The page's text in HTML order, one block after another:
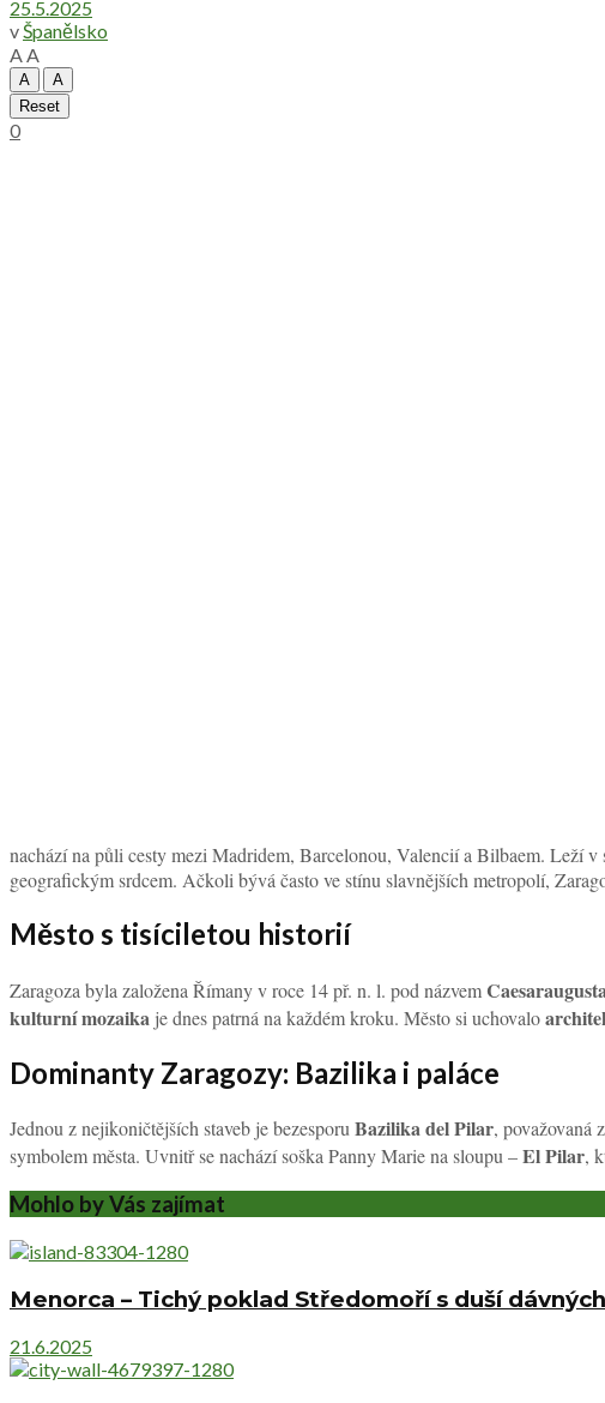
25.5.2025
vŠpanělsko
AA
A
A
Reset
0
nachází na půli cesty mezi Madridem, Barcelonou, Valencií a Bilbaem. Leží
geografickým srdcem. Ačkoli bývá často ve stínu slavnějších metropolí,
Město s tisíciletou historií
Zaragoza byla založena Římany v roce 14 př. n. l. pod názvem
kulturní mozaika je dnes patrná na každém kroku. Město si uchovalo
Dominanty Zaragozy: Bazilika i paláce
Jednou z nejikoničtějších staveb je bezesporu Bazilika del Pilar, považovaná
symbolem města. Uvnitř se nachází soška Panny Marie na sloupu –El Pilar,
Mohlo by Vás zajímat
Menorca – Tichý poklad Středomoří s duší
21.6.2025